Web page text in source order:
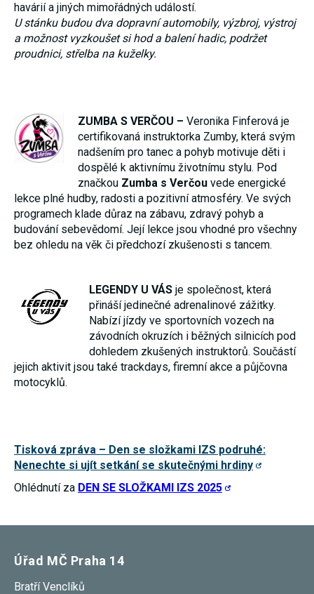
havárií a jiných mimořádných událostí.
U stánku budou dva dopravní automobily, výzbroj, výstroj
a možnost vyzkoušet si hod a balení hadic, podržet
proudnici, střelba na kuželky.
ZUMBA S VERČOU – Veronika Finferová je
certifikovaná instruktorka Zumby, která svým
nadšením pro tanec a pohyb motivuje děti i
dospělé k aktivnímu životnímu stylu. Pod
značkou Zumba s Verčou vede energické
lekce plné hudby, radosti a pozitivní atmosféry. Ve svých
programech klade důraz na zábavu, zdravý pohyb a
budování sebevědomí. Její lekce jsou vhodné pro všechny
bez ohledu na věk či předchozí zkušenosti s tancem.
LEGENDY U VÁS je společnost, která
přináší jedinečné adrenalinové zážitky.
Nabízí jízdy ve sportovních vozech na
závodních okruzích i běžných silnicích pod
dohledem zkušených instruktorů. Součástí
jejich aktivit jsou také trackdays, firemní akce a půjčovna
motocyklů.
Tisková zpráva – Den se složkami IZS podruhé:
Nenechte si ujít setkání se skutečnými hrdiny
Ohlédnutí za DEN SE SLOŽKAMI IZS 2025
Úřad MČ Praha 14
Bratří Venclíků